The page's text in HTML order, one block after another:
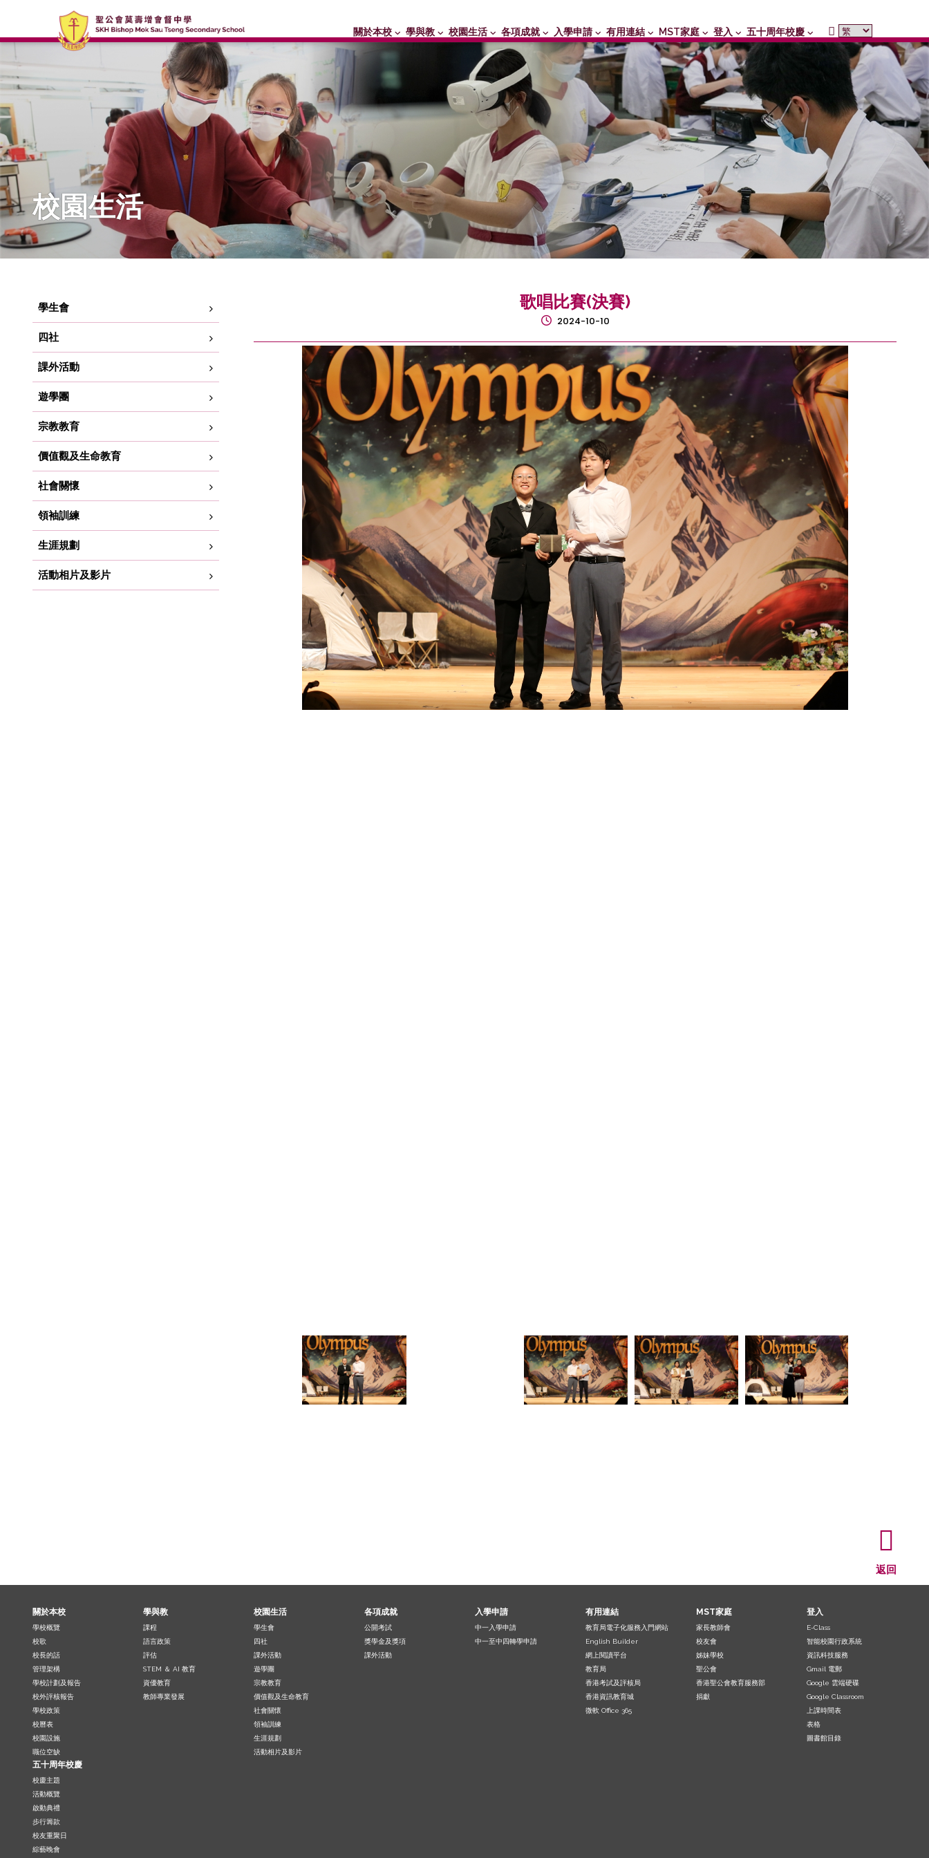
關於本校 學與教 校園生活 各項成就 入學申請 有用連結 MST家庭 登入 五十周年校慶
校園生活
學生會
四社
課外活動
遊學團
宗教教育
價值觀及生命教育
社會關懷
領袖訓練
生涯規劃
活動相片及影片
歌唱比賽(決賽)
2024-10-10
返回
關於本校
學校概覽
校歌
校長的話
管理架構
學校計劃及報告
校外評核報告
學校政策
校曆表
校園設施
職位空缺
學與教
課程
語言政策
評估
STEM ＆ AI 教育
資優教育
教師專業發展
校園生活
學生會
四社
課外活動
遊學團
宗教教育
價值觀及生命教育
社會關懷
領袖訓練
生涯規劃
活動相片及影片
各項成就
公開考試
獎學金及獎項
課外活動
入學申請
中一入學申請
中一至中四轉學申請
有用連結
教育局電子化服務入門網站
English Builder
網上閱讀平台
教育局
香港考試及評核局
香港資訊教育城
微軟 Office 365
MST家庭
家長教師會
校友會
姊妹學校
聖公會
香港聖公會教育服務部
捐獻
登入
E-Class
智能校園行政系統
資訊科技服務
Gmail 電郵
Google 雲端硬碟
Google Classroom
上課時間表
表格
圖書館目錄
五十周年校慶
校慶主題
活動概覽
啟動典禮
步行籌款
校友重聚日
綜藝晚會